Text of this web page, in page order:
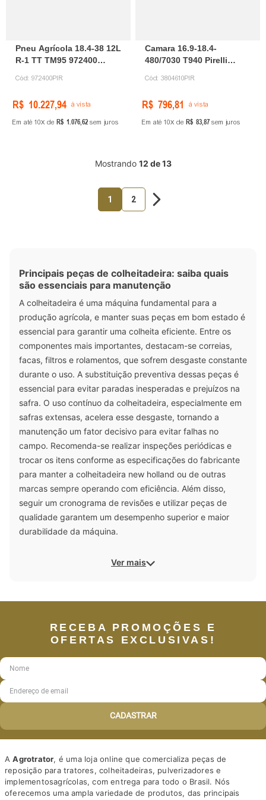
Pneu Agrícola 18.4-38 12L
R-1 TT TM95 972400
Cód: 972400PIR
R$ 10.227,94 à vista
Em até 10 de R$ 1.076,62 sem juros
Camara 16.9-18.4-
480/7030 T940 Pirelli
Cód: 3804610PIR
R$ 796,81 à vista
Em até 10 de R$ 83,87 sem juros
Mostrando 12 de 13
1 2
Principais peças de colheitadeira: saiba quais
são essenciais para manutenção
A colheitadeira é uma máquina fundamental para a
produção agrícola, e manter suas peças em bom estado é
essencial para garantir uma colheita eficiente. Entre os
componentes mais importantes, destacam-se correias,
facas, filtros e rolamentos, que sofrem desgaste constante
durante o uso. A substituição preventiva dessas peças é
essencial para evitar paradas inesperadas e prejuízos na
safra. O uso contínuo da colheitadeira, especialmente em
safras extensas, acelera esse desgaste, tornando a
manutenção um fator decisivo para evitar falhas no
campo. Recomenda-se realizar inspeções periódicas e
trocar os itens conforme as especificações do fabricante
para manter a colheitadeira new holland ou de outras
marcas sempre operando com eficiência. Além disso,
seguir um cronograma de revisões e utilizar peças de
qualidade garantem um desempenho superior e maior
durabilidade da máquina.
Ver mais
RECEBA PROMOÇÕES E
OFERTAS EXCLUSIVAS!
CADASTRAR
AAgrotrator, é uma loja online que comercializa peças de
reposição para tratores, colheitadeiras, pulverizadores e
implementosagrícolas, com entrega para todo o Brasil. Nós
oferecemos uma ampla variedade de produtos, das principais